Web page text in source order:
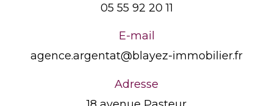
05 55 92 20 11
E-mail
agence.argentat@blayez-immobilier.fr
Adresse